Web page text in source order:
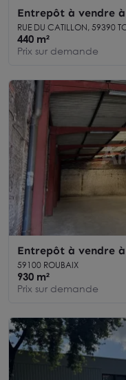
Entrepôt à vendre
réserve foncière
RUE DU CATILLON, 59390
440 m²
Prix sur demande
Entrepôt à vendre
stratégique
59100 ROUBAIX
930 m²
Prix sur demande